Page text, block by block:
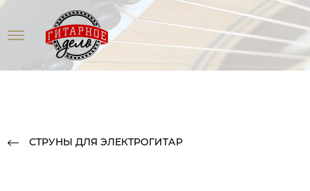
СТРУНЫ ДЛЯ ЭЛЕКТРОГИТАР